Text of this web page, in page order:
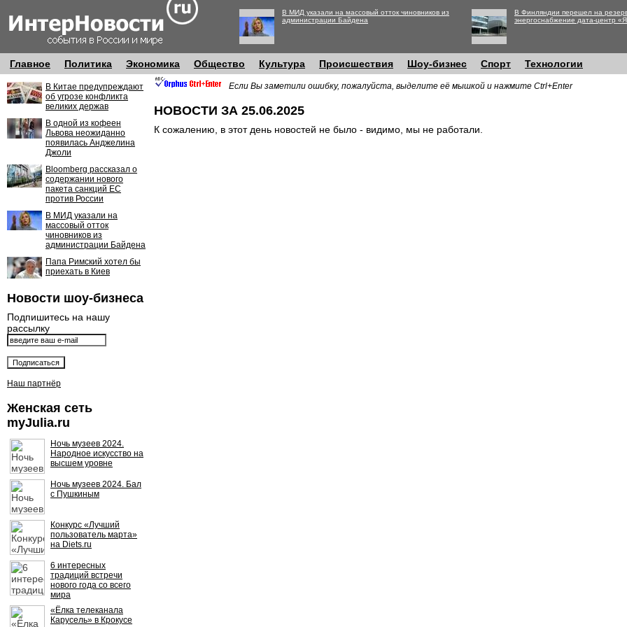
В МИД указали на массовый отток чиновников из
администрации Байдена
В Финляндии перешел на
энергоснабжение дата-центр
Главное Политика Экономика Общество Культура Происшествия Шоу-бизнес Спорт Технологии
В Китае предупреждают
об угрозе конфликта
великих держав
В одной из кофеен
Львова неожиданно
появилась Анджелина
Джоли
Bloomberg рассказал о
содержании нового
пакета санкций ЕС
против России
В МИД указали на
массовый отток
чиновников из
администрации Байдена
Папа Римский хотел бы
приехать в Киев
Новости шоу-бизнеса
Подпишитесь на нашу
рассылку
Наш партнёр
Женская сеть
myJulia.ru
Ночь музеев 2024.
Народное искусство на
высшем уровне
Ночь музеев 2024. Бал
с Пушкиным
Конкурс «Лучший
пользователь марта»
на Diets.ru
6 интересных
традиций встречи
нового года со всего
мира
«Ёлка телеканала
Карусель» в Крокусе
Если Вы заметили ошибку, пожалуйста, выделите её мышкой и нажмите Ctrl+Enter
НОВОСТИ ЗА 25.06.2025
К сожалению, в этот день новостей не было - видимо, мы не работали.